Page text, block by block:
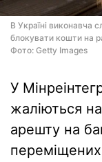
В Україні виконавча
блокувати кошти на
Фото: Getty Images
У
жаліються
арешту на
переміщених